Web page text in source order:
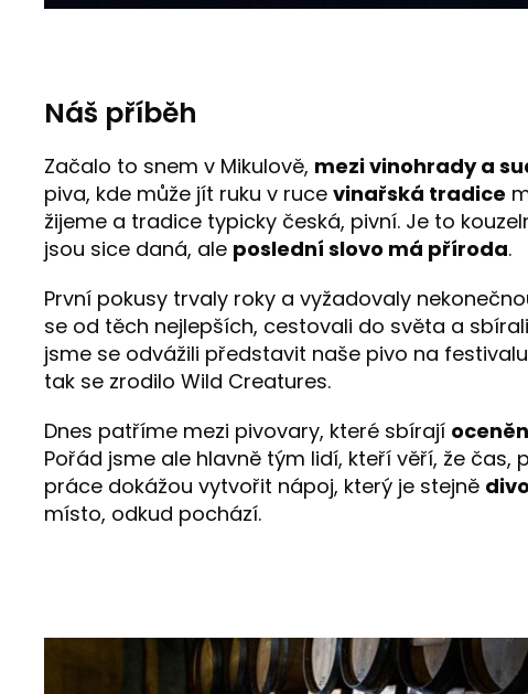
Náš příběh
Začalo to snem v Mikulově, mezi vinohrady a
piva, kde může jít ruku v ruce vinařská tradice
žijeme a tradice typicky česká, pivní. Je to
jsou sice daná, ale poslední slovo má příroda.
První pokusy trvaly roky a vyžadovaly
se od těch nejlepších, cestovali do světa a
jsme se odvážili představit naše pivo na
tak se zrodilo Wild Creatures.
Dnes patříme mezi pivovary, které sbírají
Pořád jsme ale hlavně tým lidí, kteří věří, že čas,
práce dokážou vytvořit nápoj, který je stejně
místo, odkud pochází.